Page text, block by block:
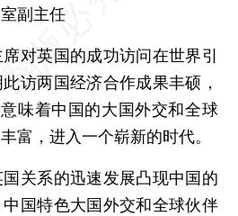
副主任
英国的成功访问在世界引
访两国经济合作成果丰硕，
味着中国的大国外交和全球
富，进入一个崭新的时代。
系的迅速发展凸现中国的
国特色大国外交和全球伙伴